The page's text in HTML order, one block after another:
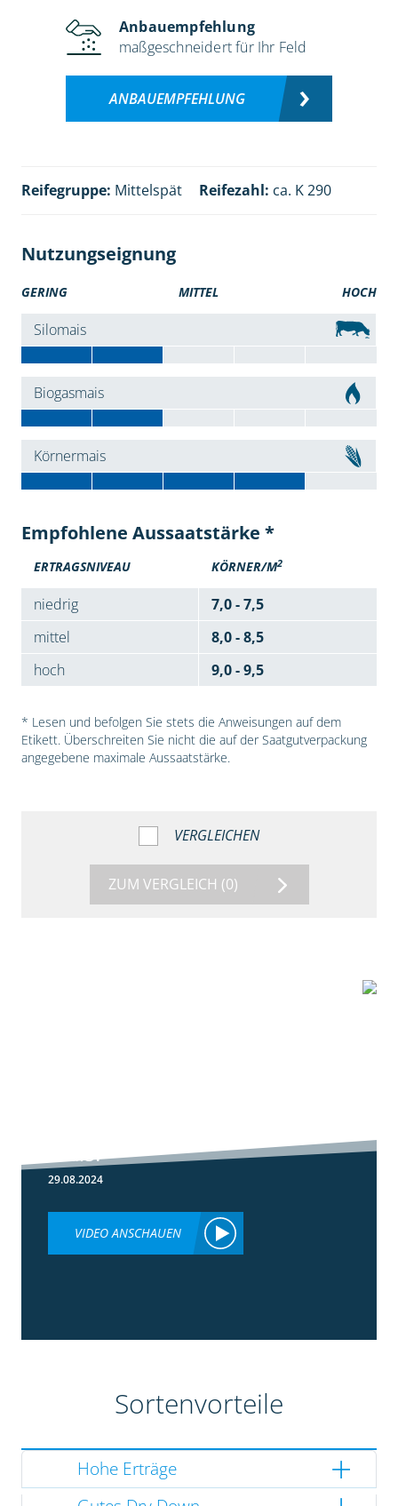
Anbauempfehlung
maßgeschneidert für Ihr Feld
ANBAUEMPFEHLUNG
Reifegruppe: Mittelspät Reifezahl: ca. K 290
Nutzungseignung
GERING MITTEL HOCH
Silomais
Biogasmais
Körnermais
Empfohlene Aussaatstärke *
ERTRAGSNIVEAU KÖRNER/M2
niedrig
7,0 - 7,5
mittel
8,0 - 8,5
hoch
9,0 - 9,5
* Lesen und befolgen Sie stets die Anweisungen auf dem
Etikett. Überschreiten Sie nicht die auf der Saatgutverpackung
angegebene maximale Aussaatstärke.
VERGLEICHEN
ZUM VERGLEICH (0)
Mais?
29.08.2024
VIDEO ANSCHAUEN
Sortenvorteile
Hohe Erträge